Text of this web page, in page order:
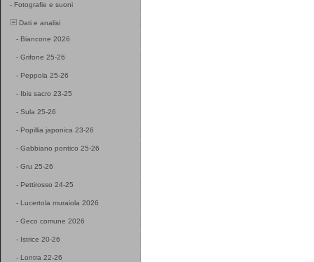
- Fotografie e suoni
Dati e analisi
- Biancone 2026
- Grifone 25-26
- Peppola 25-26
- Ibis sacro 23-25
- Sula 25-26
- Popillia japonica 23-26
- Gabbiano pontico 25-26
- Gru 25-26
- Pettirosso 24-25
- Lucertola muraiola 2026
- Geco comune 2026
- Istrice 20-26
- Lontra 22-26